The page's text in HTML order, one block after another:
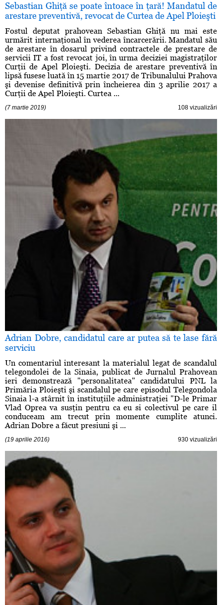
Sebastian Ghiţă se poate întoace în ţară! Mandatul de
arestare preventivă, revocat de Curtea de Apel Ploieşti
Fostul deputat prahovean Sebastian Ghiţă nu mai este
urmărit internaţional în vederea încarcerării. Mandatul său
de arestare în dosarul privind contractele de prestare de
servicii IT a fost revocat joi, în urma deciziei magistraţilor
Curţii de Apel Ploieşti. Decizia de arestare preventivă în
lipsă fusese luată în 15 martie 2017 de Tribunalului Prahova
şi devenise definitivă prin încheierea din 3 aprilie 2017 a
Curţii de Apel Ploieşti. Curtea ...
(7 martie 2019) 108 vizualizări
Adrian Dobre, candidatul care ar putea să te lase fără
serviciu
Un comentariul interesant la materialul legat de scandalul
telegondolei de la Sinaia, publicat de Jurnalul Prahovean
ieri demonstrează "personalitatea" candidatului PNL la
Primăria Ploieşti şi scandalul pe care episodul Telegondola
Sinaia l-a stârnit în instituţiile administraţiei "D-le Primar
Vlad Oprea va susţin pentru ca eu si colectivul pe care il
conduceam am trecut prin momente cumplite atunci.
Adrian Dobre a făcut presiuni şi ...
(19 aprilie 2016) 930 vizualizări